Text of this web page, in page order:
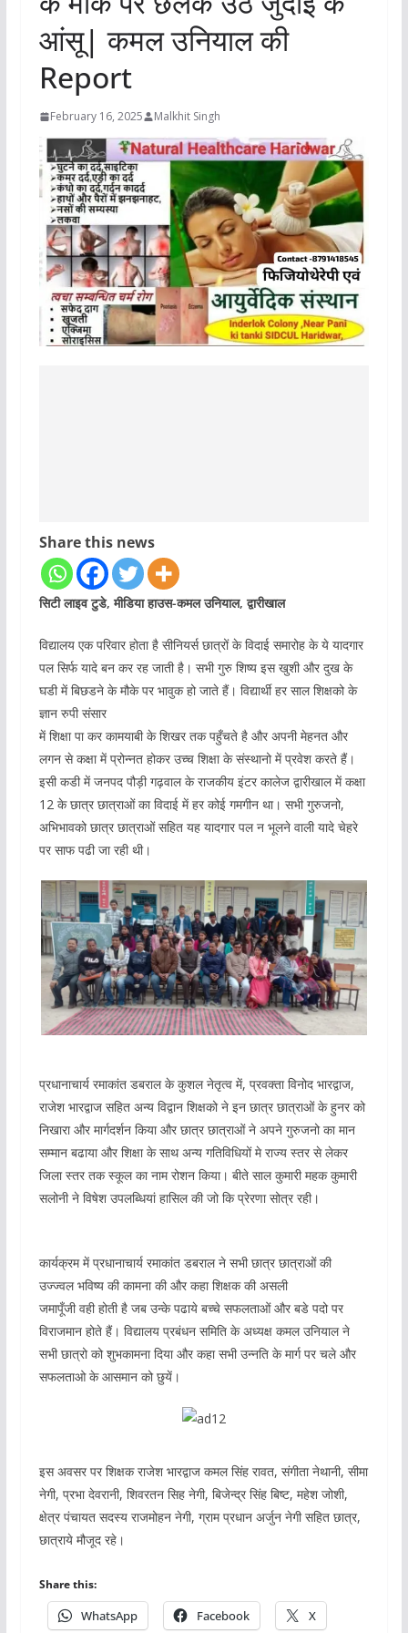
आंसू| कमल उनियाल की
Report
February 16, 2025 Malkhit Singh
Share this news
सिटी लाइव टुडे, मीडिया हाउस-कमल उनियाल, द्वारीखाल
विद्यालय एक परिवार होता है सीनियर्स छात्रों के विदाई समारोह के ये यादगार
पल सिर्फ यादे बन कर रह जाती है। सभी गुरु शिष्य इस खुशी और दुख के
घडी में बिछडने के मौके पर भावुक हो जाते हैं। विद्यार्थी हर साल शिक्षको के
ज्ञान रुपी संसार
में शिक्षा पा कर कामयाबी के शिखर तक पहुँचते है और अपनी मेहनत और
लगन से कक्षा में प्रोन्नत होकर उच्च शिक्षा के संस्थानो में प्रवेश करते हैं।
इसी कडी में जनपद पौड़ी गढ़वाल के राजकीय इंटर कालेज द्वारीखाल में कक्षा
12 के छात्र छात्राओं का विदाई में हर कोई गमगीन था। सभी गुरुजनो,
अभिभावको छात्र छात्राओं सहित यह यादगार पल न भूलने वाली यादे चेहरे
पर साफ पढी जा रही थी।
प्रधानाचार्य रमाकांत डबराल के कुशल नेतृत्व में, प्रवक्ता विनोद भारद्वाज,
राजेश भारद्वाज सहित अन्य विद्वान शिक्षको ने इन छात्र छात्राओं के हुनर को
निखारा और मार्गदर्शन किया और छात्र छात्राओं ने अपने गुरुजनो का मान
सम्मान बढाया और शिक्षा के साथ अन्य गतिविधियों मे राज्य स्तर से लेकर
जिला स्तर तक स्कूल का नाम रोशन किया। बीते साल कुमारी महक कुमारी
सलोनी ने विषेश उपलब्धियां हासिल की जो कि प्रेरणा सोत्र रही।
कार्यक्रम में प्रधानाचार्य रमाकांत डबराल ने सभी छात्र छात्राओं की
उज्ज्वल भविष्य की कामना की और कहा शिक्षक की असली
जमापूँजी वही होती है जब उन्के पढाये बच्चे सफलताओं और बडे पदो पर
विराजमान होते हैं। विद्यालय प्रबंधन समिति के अध्यक्ष कमल उनियाल ने
सभी छात्रो को शुभकामना दिया और कहा सभी उन्नति के मार्ग पर चले और
सफलताओ के आसमान को छुयें।
इस अवसर पर शिक्षक राजेश भारद्वाज कमल सिंह रावत, संगीता नेथानी, सीमा
नेगी, प्रभा देवरानी, शिवरतन सिह नेगी, बिजेन्द्र सिंह बिष्ट, महेश जोशी,
क्षेत्र पंचायत सदस्य राजमोहन नेगी, ग्राम प्रधान अर्जुन नेगी सहित छात्र,
छात्राये मौजूद रहे।
Share this:
WhatsApp Facebook X